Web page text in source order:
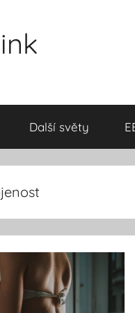
Další světy